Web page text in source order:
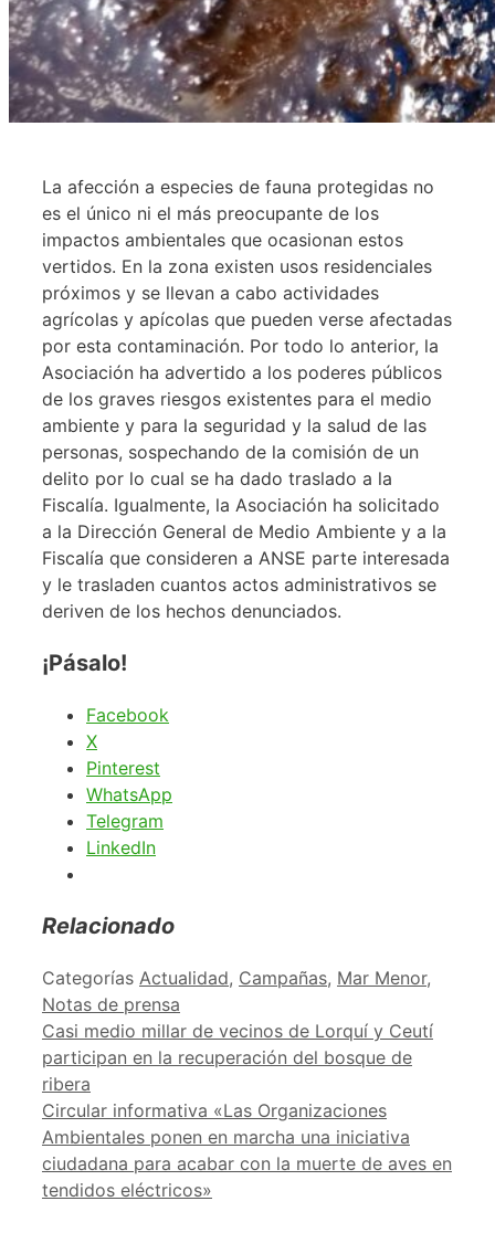
La afección a especies de fauna protegidas no
es el único ni el más preocupante de los
impactos ambientales que ocasionan estos
vertidos. En la zona existen usos residenciales
próximos y se llevan a cabo actividades
agrícolas y apícolas que pueden verse afectadas
por esta contaminación. Por todo lo anterior, la
Asociación ha advertido a los poderes públicos
de los graves riesgos existentes para el medio
ambiente y para la seguridad y la salud de las
personas, sospechando de la comisión de un
delito por lo cual se ha dado traslado a la
Fiscalía. Igualmente, la Asociación ha solicitado
a la Dirección General de Medio Ambiente y a la
Fiscalía que consideren a ANSE parte interesada
y le trasladen cuantos actos administrativos se
deriven de los hechos denunciados.
¡Pásalo!
Facebook
X
Pinterest
WhatsApp
Telegram
LinkedIn
Relacionado
Categorías Actualidad, Campañas, Mar Menor,
Notas de prensa
Casi medio millar de vecinos de Lorquí y Ceutí
participan en la recuperación del bosque de
ribera
Circular informativa «Las Organizaciones
Ambientales ponen en marcha una iniciativa
ciudadana para acabar con la muerte de aves en
tendidos eléctricos»